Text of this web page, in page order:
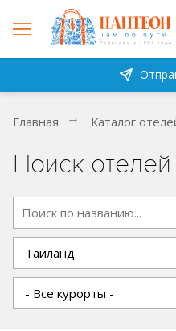
Главная Каталог
Поиск отелей